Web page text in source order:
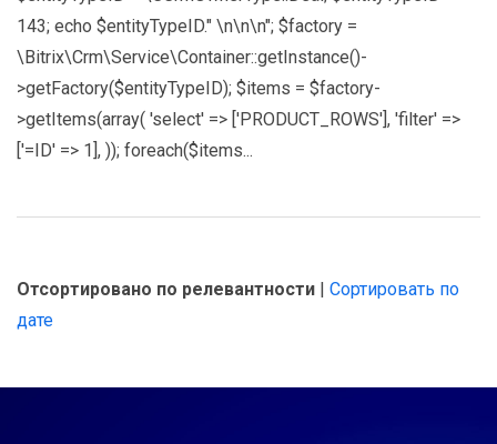
143; echo $entityTypeID." \n\n\n"; $factory =
\Bitrix\Crm\Service\Container::getInstance()-
>getFactory($entityTypeID); $items = $factory-
>getItems(array( 'select' => ['PRODUCT_ROWS'], 'filter' =>
['=ID' => 1], )); foreach($items...
Отсортировано по релевантности | Сортировать по
дате